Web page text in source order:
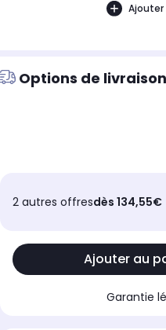
Options de livraison
2 autres offresdès 134,55€
Ajouter au
Garantie